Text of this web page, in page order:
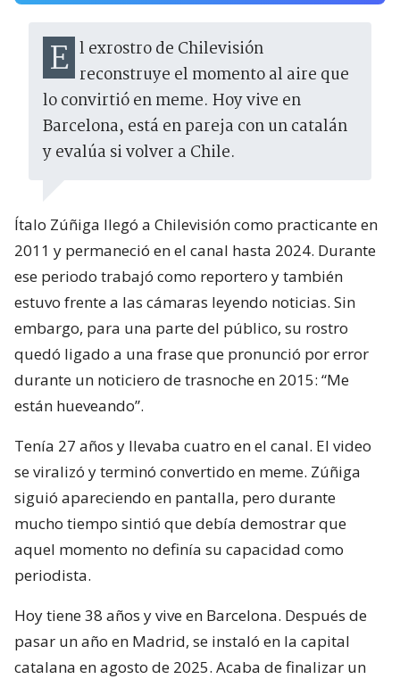
El exrostro de Chilevisión reconstruye el momento al aire que
lo convirtió en meme. Hoy vive en
Barcelona, está en pareja con un catalán
y evalúa si volver a Chile.
Ítalo Zúñiga llegó a Chilevisión como practicante en
2011 y permaneció en el canal hasta 2024. Durante
ese periodo trabajó como reportero y también
estuvo frente a las cámaras leyendo noticias. Sin
embargo, para una parte del público, su rostro
quedó ligado a una frase que pronunció por error
durante un noticiero de trasnoche en 2015: “Me
están hueveando”.
Tenía 27 años y llevaba cuatro en el canal. El video
se viralizó y terminó convertido en meme. Zúñiga
siguió apareciendo en pantalla, pero durante
mucho tiempo sintió que debía demostrar que
aquel momento no definía su capacidad como
periodista.
Hoy tiene 38 años y vive en Barcelona. Después de
pasar un año en Madrid, se instaló en la capital
catalana en agosto de 2025. Acaba de finalizar un